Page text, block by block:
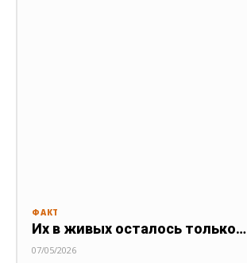
ФАКТ
Их в живых осталось только…
07/05/2026